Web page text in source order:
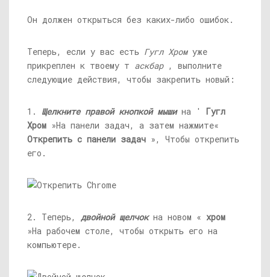
Он должен открыться без каких-либо ошибок.
Теперь, если у вас есть Гугл Хромуже
прикреплен к твоему т аскбар, выполните
следующие действия, чтобы закрепить новый:
1. Щелкните правой кнопкой мыши на ' Гугл
Хром »На панели задач, а затем нажмите«
Открепить с панели задач », Чтобы открепить
его.
2. Теперь, двойной щелчок на новом « хром
»На рабочем столе, чтобы открыть его на
компьютере.